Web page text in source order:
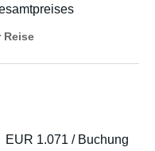
Reise
EUR 1.071 / Buchung